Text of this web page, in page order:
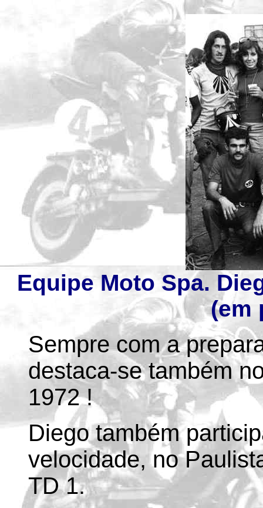
Equipe Moto Spa.
(em
Sempre com a
destaca-se também
1972 !
Diego também
velocidade, no
TD 1.